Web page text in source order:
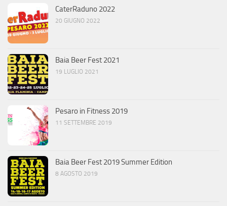
CaterRaduno 2022
20 GIUGNO 2022
Baia Beer Fest 2021
19 LUGLIO 2021
Pesaro in Fitness 2019
11 SETTEMBRE 2019
Baia Beer Fest 2019 Summer Edition
8 AGOSTO 2019